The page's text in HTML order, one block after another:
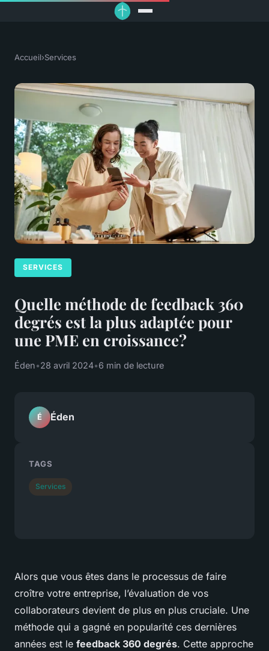
Accueil›Services
SERVICES
Quelle méthode de feedback 360
degrés est la plus adaptée pour
une PME en croissance?
Éden•28 avril 2024•6 min de lecture
Alors que vous êtes dans le processus de faire
croître votre entreprise, l’évaluation de vos
collaborateurs devient de plus en plus cruciale. Une
méthode qui a gagné en popularité ces dernières
années est le feedback 360 degrés. Cette approche
É Éden
TAGS
Services